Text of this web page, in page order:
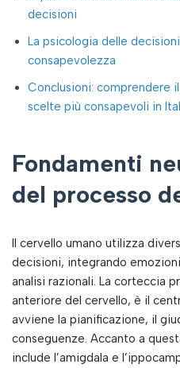
decisioni
La psicologia delle
consapevolezza
Conclusioni: comprendere
scelte più consapevoli in
Fondamenti
del processo
Il cervello umano utilizza
decisioni, integrando
analisi razionali. La corteccia
anteriore del cervello, è il
avviene la pianificazione, il
conseguenze. Accanto a
include l’amigdala e